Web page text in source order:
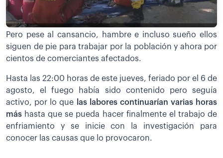
Pero pese al cansancio, hambre e incluso sueño ellos
siguen de pie para trabajar por la población y ahora por
cientos de comerciantes afectados.
Hasta las 22:00 horas de este jueves, feriado por el 6 de
agosto, el fuego había sido contenido pero seguía
activo, por lo que las labores continuarían varias horas
más hasta que se pueda hacer finalmente el trabajo de
enfriamiento y se inicie con la investigación para
conocer las causas que lo provocaron.